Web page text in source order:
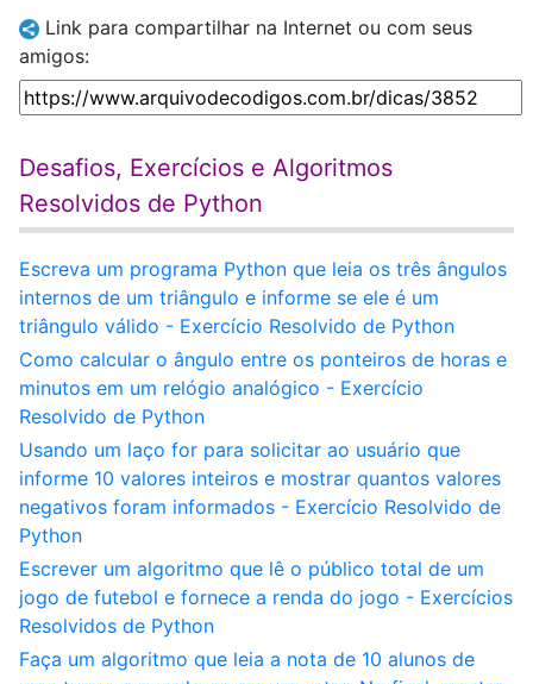
Link para compartilhar na Internet ou com seus
amigos:
Desafios, Exercícios e Algoritmos
Resolvidos de Python
Escreva um programa Python que leia os três ângulos
internos de um triângulo e informe se ele é um
triângulo válido - Exercício Resolvido de Python
Como calcular o ângulo entre os ponteiros de horas e
minutos em um relógio analógico - Exercício
Resolvido de Python
Usando um laço for para solicitar ao usuário que
informe 10 valores inteiros e mostrar quantos valores
negativos foram informados - Exercício Resolvido de
Python
Escrever um algoritmo que lê o público total de um
jogo de futebol e fornece a renda do jogo - Exercícios
Resolvidos de Python
Faça um algoritmo que leia a nota de 10 alunos de